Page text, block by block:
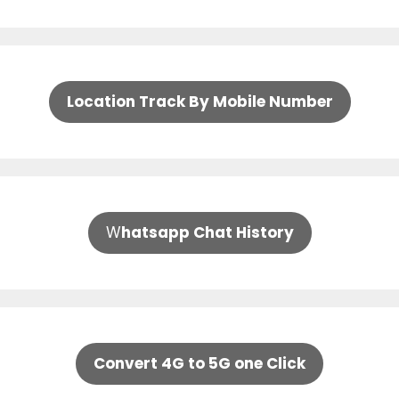
Location Track By Mobile Number
Whatsapp Chat History
Convert 4G to 5G one Click